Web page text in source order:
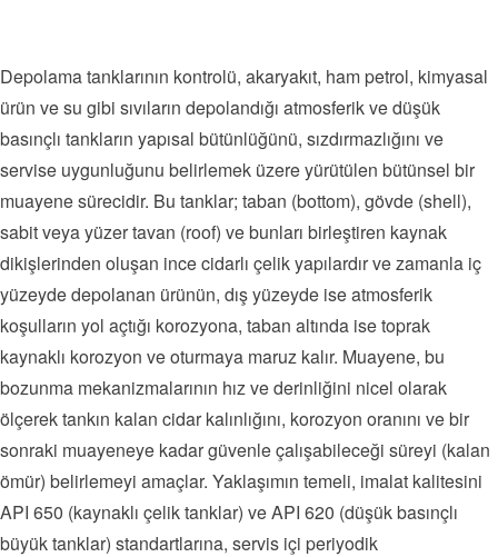
Depolama tanklarının kontrolü, akaryakıt, ham petrol, kimyasal
ürün ve su gibi sıvıların depolandığı atmosferik ve düşük
basınçlı tankların yapısal bütünlüğünü, sızdırmazlığını ve
servise uygunluğunu belirlemek üzere yürütülen bütünsel bir
muayene sürecidir. Bu tanklar; taban (bottom), gövde (shell),
sabit veya yüzer tavan (roof) ve bunları birleştiren kaynak
dikişlerinden oluşan ince cidarlı çelik yapılardır ve zamanla iç
yüzeyde depolanan ürünün, dış yüzeyde ise atmosferik
koşulların yol açtığı korozyona, taban altında ise toprak
kaynaklı korozyon ve oturmaya maruz kalır. Muayene, bu
bozunma mekanizmalarının hız ve derinliğini nicel olarak
ölçerek tankın kalan cidar kalınlığını, korozyon oranını ve bir
sonraki muayeneye kadar güvenle çalışabileceği süreyi (kalan
ömür) belirlemeyi amaçlar. Yaklaşımın temeli, imalat kalitesini
API 650 (kaynaklı çelik tanklar) ve API 620 (düşük basınçlı
büyük tanklar) standartlarına, servis içi periyodik